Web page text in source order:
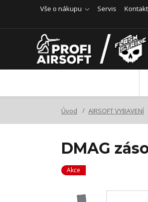
Vše o nákupu Servis
Úvod AIRSOFT VYBAVENÍ
DMAG
Akce